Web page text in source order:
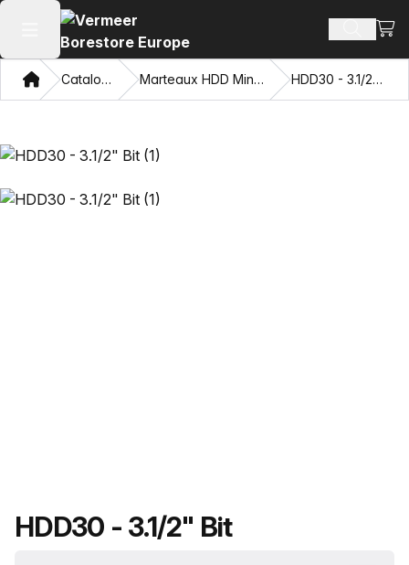
Ouvrir le menu principal
Voir
Domicile Catalogue Marteaux HDD Mincon™ HDD30 - 3.1/2" Bit
Nom du produit
HDD30 - 3.1/2" Bit